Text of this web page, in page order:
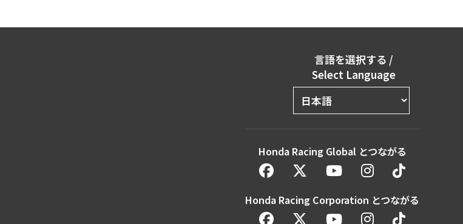
言語を選択する /
Select Language
Honda Racing Global とつながる
Honda Racing Corporation とつながる